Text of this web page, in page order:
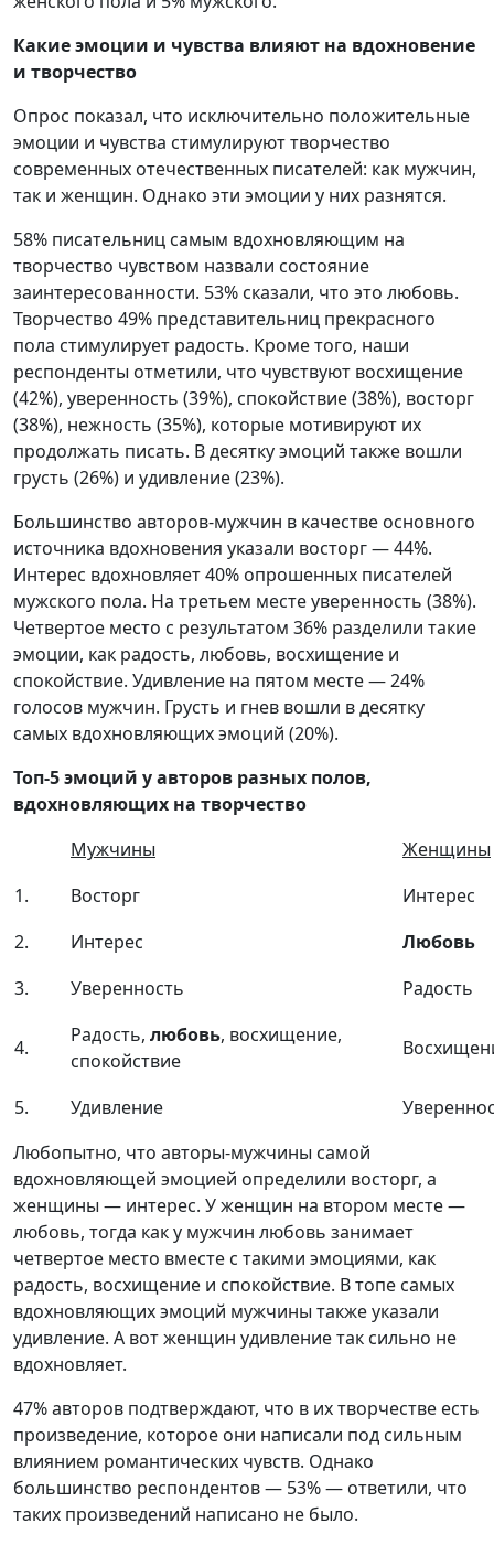
Какие эмоции и чувства влияют на вдохновение
и творчество
Опрос показал, что исключительно положительные
эмоции и чувства стимулируют творчество
современных отечественных писателей: как мужчин,
так и женщин. Однако эти эмоции у них разнятся.
58% писательниц самым вдохновляющим на
творчество чувством назвали состояние
заинтересованности. 53% сказали, что это любовь.
Творчество 49% представительниц прекрасного
пола стимулирует радость. Кроме того, наши
респонденты отметили, что чувствуют восхищение
(42%), уверенность (39%), спокойствие (38%), восторг
(38%), нежность (35%), которые мотивируют их
продолжать писать. В десятку эмоций также вошли
грусть (26%) и удивление (23%).
Большинство авторов-мужчин в качестве основного
источника вдохновения указали восторг — 44%.
Интерес вдохновляет 40% опрошенных писателей
мужского пола. На третьем месте уверенность (38%).
Четвертое место с результатом 36% разделили такие
эмоции, как радость, любовь, восхищение и
спокойствие. Удивление на пятом месте — 24%
голосов мужчин. Грусть и гнев вошли в десятку
самых вдохновляющих эмоций (20%).
Топ-5 эмоций у авторов разных полов,
вдохновляющих на творчество
Мужчины
Женщины
1.
Восторг
Интерес
2.
Интерес
Любовь
3.
Уверенность Радость
4.
Радость, любовь, восхищение,
спокойствие
5. Удивление
Любопытно, что авторы-мужчины самой
вдохновляющей эмоцией определили восторг, а
женщины — интерес. У женщин на втором месте —
любовь, тогда как у мужчин любовь занимает
четвертое место вместе с такими эмоциями, как
радость, восхищение и спокойствие. В топе самых
вдохновляющих эмоций мужчины также указали
удивление. А вот женщин удивление так сильно не
вдохновляет.
47% авторов подтверждают, что в их творчестве есть
произведение, которое они написали под сильным
влиянием романтических чувств. Однако
большинство респондентов — 53% — ответили, что
таких произведений написано не было.